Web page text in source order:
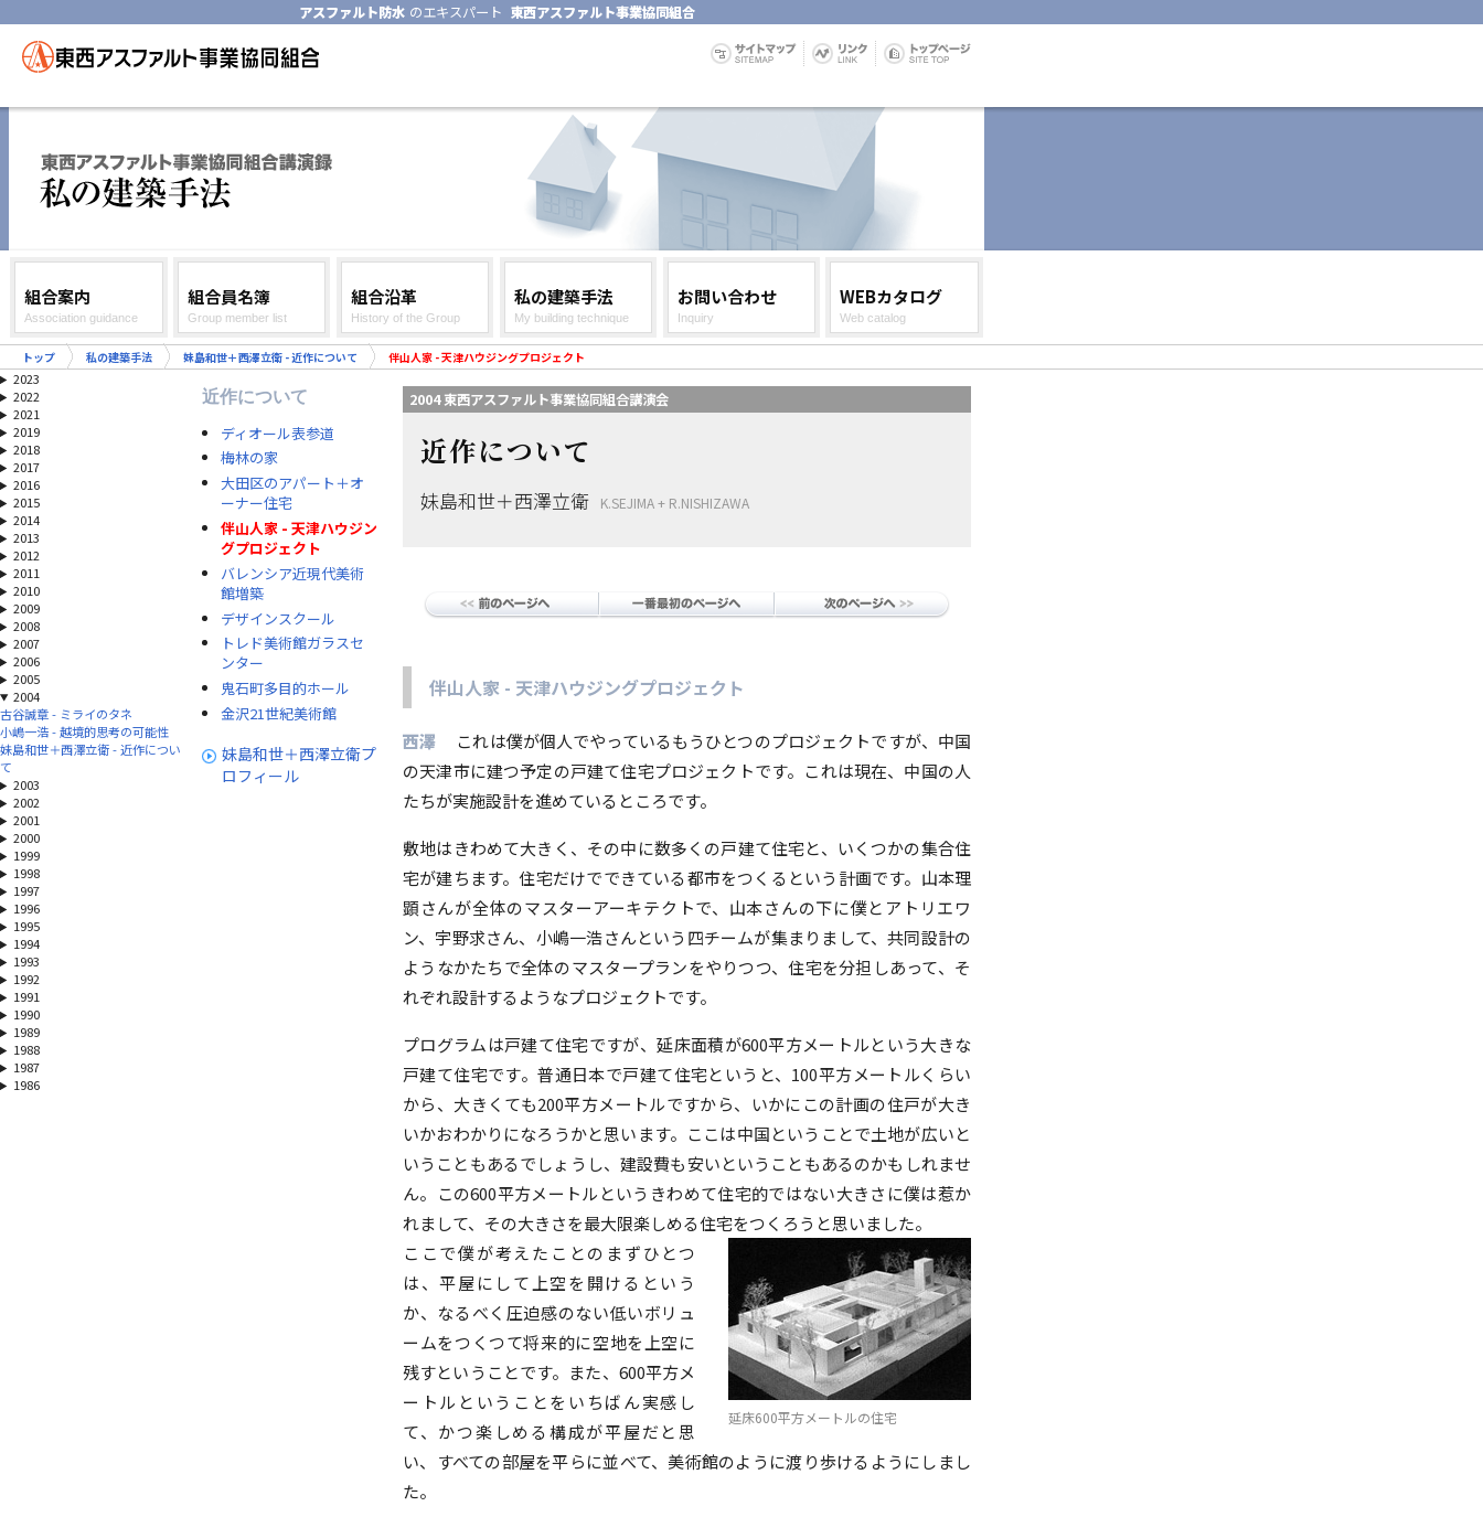
アスファルト防水 のエキスパート 東西アスファルト事業協同組合
組合案内
Association guidance
組合員名簿
Group member list
組合沿革
History of the Group
私の建築手法
My building technique
お問い合わせ
Inquiry
WEBカタログ
Web catalog
トップ 私の建築手法 妹島和世＋西澤立衛 - 近作について 伴山人家 - 天津ハウジングプロジェクト
2023
2022
2021
2019
2018
2017
2016
2015
2014
2013
2012
2011
2010
2009
2008
2007
2006
2005
2004
古谷誠章 - ミライのタネ
小嶋一浩 - 越境的思考の可能性
妹島和世＋西澤立衛 - 近作につい
て
2003
2002
2001
2000
1999
1998
1997
1996
1995
1994
1993
1992
1991
1990
1989
1988
1987
1986
近作について
ディオール表参道
梅林の家
大田区のアパート＋オ
ーナー住宅
伴山人家 - 天津ハウジン
グプロジェクト
バレンシア近現代美術
館増築
デザインスクール
トレド美術館ガラスセ
ンター
鬼石町多目的ホール
金沢21世紀美術館
妹島和世＋西澤立衛プ
ロフィール
2004 東西アスファルト事業協同組合講演会
近作について
妹島和世＋西澤立衛 K.SEJIMA + R.NISHIZAWA
伴山人家 - 天津ハウジングプロジェクト
西澤
これは僕が個人でやっているもうひとつのプロジェクトですが、中国
の天津市に建つ予定の戸建て住宅プロジェクトです。これは現在、中国の人
たちが実施設計を進めているところです。
敷地はきわめて大きく、その中に数多くの戸建て住宅と、いくつかの集合住
宅が建ちます。住宅だけでできている都市をつくるという計画です。山本理
顕さんが全体のマスターアーキテクトで、山本さんの下に僕とアトリエワ
ン、宇野求さん、小嶋一浩さんという四チームが集まりまして、共同設計の
ようなかたちで全体のマスタープランをやりつつ、住宅を分担しあって、そ
れぞれ設計するようなプロジェクトです。
プログラムは戸建て住宅ですが、延床面積が600平方メートルという大きな
戸建て住宅です。普通日本で戸建て住宅というと、100平方メートルくらい
から、大きくても200平方メートルですから、いかにこの計画の住戸が大き
いかおわかりになろうかと思います。ここは中国ということで土地が広いと
いうこともあるでしょうし、建設費も安いということもあるのかもしれませ
ん。この600平方メートルというきわめて住宅的ではない大きさに僕は惹か
れまして、その大きさを最大限楽しめる住宅をつくろうと思いました。
延床600平方メートルの住宅
ここで僕が考えたことのまずひとつ
は、平屋にして上空を開けるという
か、なるべく圧迫感のない低いボリュ
ームをつくつて将来的に空地を上空に
残すということです。また、600平方メ
ートルということをいちばん実感し
て、かつ楽しめる構成が平屋だと思
い、すべての部屋を平らに並べて、美術館のように渡り歩けるようにしまし
た。